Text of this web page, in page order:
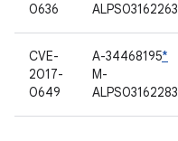
0636
ALPS03162263
CVE-
2017-
0649
A-34468195*
M-
ALPS03162283